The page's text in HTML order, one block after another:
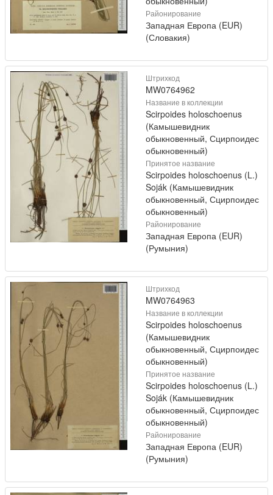
Районирование
Западная Европа (EUR)
(Словакия)
Штрихкод
MW0764962
Название в коллекции
Scirpoides holoschoenus
(Камышевидник
обыкновенный, Сцирпоидес
обыкновенный)
Принятое название
Scirpoides holoschoenus (L.)
Soják (Камышевидник
обыкновенный, Сцирпоидес
обыкновенный)
Районирование
Западная Европа (EUR)
(Румыния)
Штрихкод
MW0764963
Название в коллекции
Scirpoides holoschoenus
(Камышевидник
обыкновенный, Сцирпоидес
обыкновенный)
Принятое название
Scirpoides holoschoenus (L.)
Soják (Камышевидник
обыкновенный, Сцирпоидес
обыкновенный)
Районирование
Западная Европа (EUR)
(Румыния)